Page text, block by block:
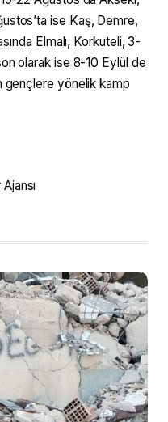
ise Kaş, Demre,
Elmalı, Korkuteli, 3-
olarak ise 8-10 Eylül de
gençlere yönelik kamp